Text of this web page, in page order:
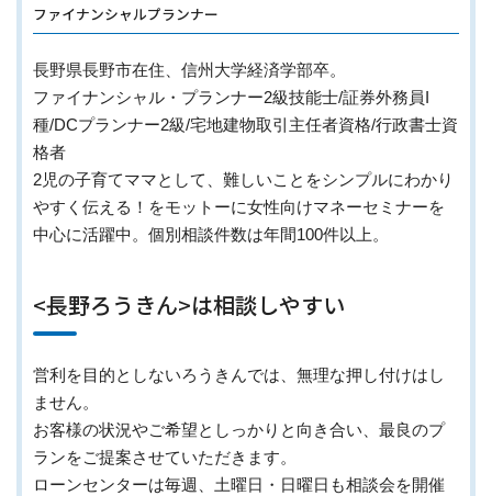
ファイナンシャルプランナー
長野県長野市在住、信州大学経済学部卒。
ファイナンシャル・プランナー2級技能士/証券外務員I
種/DCプランナー2級/宅地建物取引主任者資格/行政書士資
格者
2児の子育てママとして、難しいことをシンプルにわかり
やすく伝える！をモットーに女性向けマネーセミナーを
中心に活躍中。個別相談件数は年間100件以上。
<長野ろうきん>は相談しやすい
営利を目的としないろうきんでは、無理な押し付けはし
ません。
お客様の状況やご希望としっかりと向き合い、最良のプ
ランをご提案させていただきます。
ローンセンターは毎週、土曜日・日曜日も相談会を開催